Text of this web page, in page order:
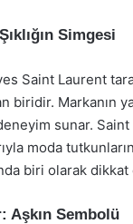
Simgesi
Saint Laurent
biridir. Markanın
sunar.
moda
biri olarak dikkat
Aşkın Sembolü